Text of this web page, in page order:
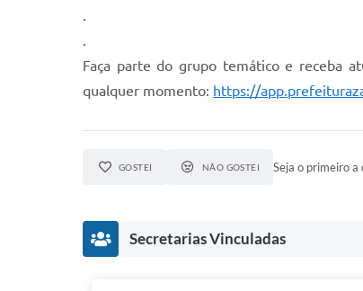
.
.
Faça parte do grupo temático e receba
qualquer momento: https://
GOSTEI NÃO GOSTEI Seja o primeiro
Secretarias Vinculadas